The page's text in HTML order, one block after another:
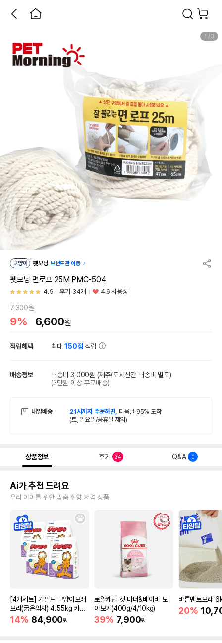
1 / 3
고양이 펫모닝 브랜드관 이동
펫모닝 면로프 25M PMC-504
4.9 후기 34개 4.6 사용성
7,300원
9% 6,600원
적립혜택 최대150점 적립
배송정보 배송비 3,000원 (제주/도서산간 배송비 별도)
(3만원 이상 무료배송)
내일배송 21시까지 주문하면, 다음날 95% 도착
(토, 일요일/공휴일 제외)
상품정보 후기 34 Q&A 0
Ai가 추천 드려요
우리 아이를 위한 맞춤 취향 저격 상품
[4개세트] 가필드 고양이모래
보라(굵은입자) 4.55kg 카사
바모래
14% 84,900원
로얄캐닌 캣 마더&베이비 모
아보기(400g/4/10kg)
39% 7,900원
바른벤토모래
20%